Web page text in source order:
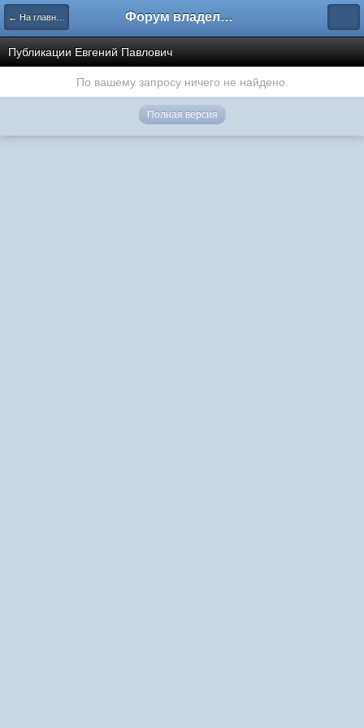
← На главную Форум владельцев интернет-магазинов
Публикации Евгений Павлович
По вашему запросу ничего не найдено.
Полная версия